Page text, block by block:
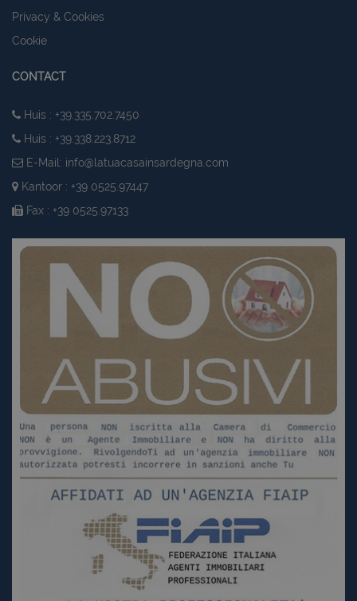
Privacy & Cookies
Cookie
CONTACT
Huis : +39.335.702.7450
Huis : +39.338.223.8712
E-Mail: info@latuacasainsardegna.com
Kantoor : +39 0525.97447
Fax : +39 0525.97133